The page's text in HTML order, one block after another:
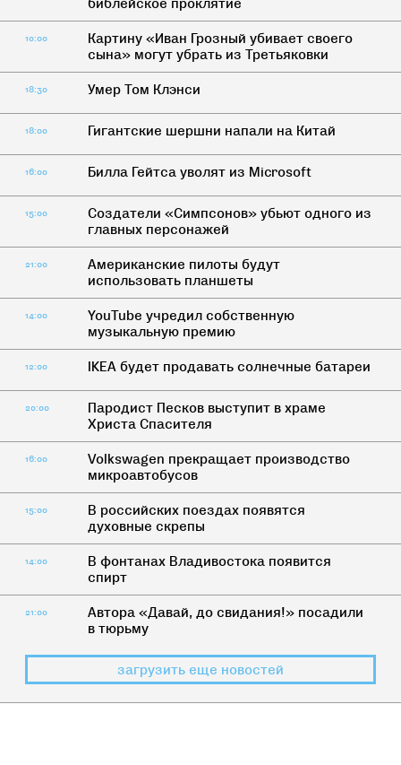
библейское проклятие
10:00
Картину «Иван Грозный убивает своего
сына» могут убрать из Третьяковки
18:30 Умер Том Клэнси
18:00 Гигантские шершни напали на Китай
16:00 Билла Гейтса уволят из Microsoft
15:00
Создатели «Симпсонов» убьют одного из
главных персонажей
21:00
Американские пилоты будут
использовать планшеты
14:00
YouTube учредил собственную
музыкальную премию
12:00 IKEA будет продавать солнечные батареи
20:00
Пародист Песков выступит в храме
Христа Спасителя
16:00
Volkswagen прекращает производство
микроавтобусов
15:00
В российских поездах появятся
духовные скрепы
14:00
В фонтанах Владивостока появится
спирт
21:00
Автора «Давай, до свидания!» посадили
в тюрьму
загрузить еще новостей